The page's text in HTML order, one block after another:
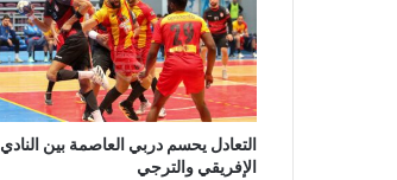
التعادل يحسم دربي العاصمة بين النادي
الإفريقي والترجي